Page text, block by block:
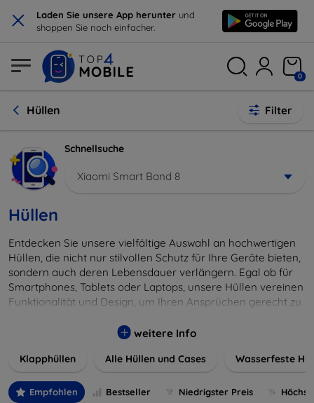
× Laden Sie unsere App herunter und
shoppen Sie noch einfacher.
0
Hüllen Filter
Schnellsuche
Xiaomi Smart Band 8
Hüllen
Entdecken Sie unsere vielfältige Auswahl an hochwertigen
Hüllen, die nicht nur stilvollen Schutz für Ihre Geräte bieten,
sondern auch deren Lebensdauer verlängern. Egal ob für
Smartphones, Tablets oder Laptops, unsere Hüllen vereinen
Funktionalität und Design, um Ihren Ansprüchen gerecht zu
Farben, um Ihren persönlichen Stil perfekt zu
weitere Info
Klapphüllen Alle Hüllen und Cases Wasserfeste
Empfohlen Bestseller Niedrigster Preis